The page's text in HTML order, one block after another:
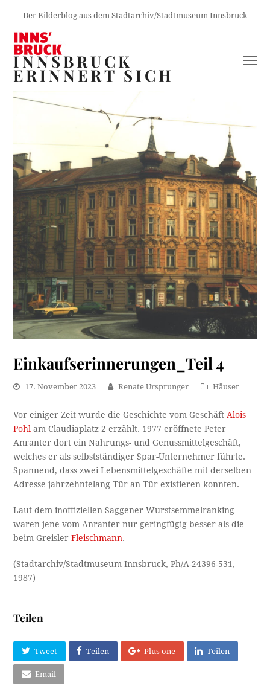
Der Bilderblog aus dem Stadtarchiv/Stadtmuseum Innsbruck
INNSBRUCK
ERINNERT SICH
Einkaufserinnerungen_Teil 4
17. November 2023 Renate Ursprunger Häuser
Vor einiger Zeit wurde die Geschichte vom Geschäft Alois
Pohl am Claudiaplatz 2 erzählt. 1977 eröffnete Peter
Anranter dort ein Nahrungs- und Genussmittelgeschäft,
welches er als selbstständiger Spar-Unternehmer führte.
Spannend, dass zwei Lebensmittelgeschäfte mit derselben
Adresse jahrzehntelang Tür an Tür existieren konnten.
Laut dem inoffiziellen Saggener Wurstsemmelranking
waren jene vom Anranter nur geringfügig besser als die
beim GreislerFleischmann.
(Stadtarchiv/Stadtmuseum Innsbruck, Ph/A-24396-531,
1987)
Teilen
Tweet Teilen Plus one Teilen
Email